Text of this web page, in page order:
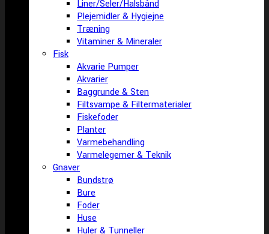
Liner/Seler/Halsbånd
Plejemidler & Hygiejne
Træning
Vitaminer & Mineraler
Fisk
Akvarie Pumper
Akvarier
Baggrunde & Sten
Filtsvampe & Filtermaterialer
Fiskefoder
Planter
Varmebehandling
Varmelegemer & Teknik
Gnaver
Bundstrø
Bure
Foder
Huse
Huler & Tunneller